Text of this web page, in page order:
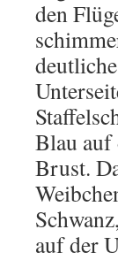
den
Blau auf
Brust.
auf der